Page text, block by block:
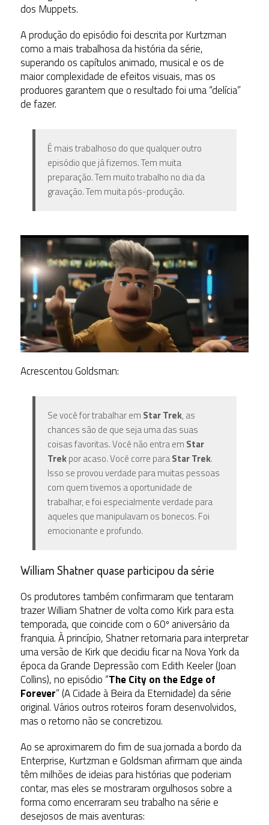
dos Muppets.
A produção do episódio foi descrita por Kurtzman
como a mais trabalhosa da história da série,
superando os capítulos animado, musical e os de
maior complexidade de efeitos visuais, mas os
produores garantem que o resultado foi uma “delícia”
de fazer.
É mais trabalhoso do que qualquer outro
episódio que já fizemos.Tem muita
preparação. Tem muito trabalho no dia da
gravação. Tem muita pós-produção.
Acrescentou Goldsman:
Se você for trabalhar em Star Trek, as
chances são de que seja uma das suas
coisas favoritas. Você não entra em Star
Trekpor acaso. Você corre paraStar Trek.
Isso se provou verdade para muitas pessoas
com quem tivemos a oportunidade de
trabalhar, e foi especialmente verdade para
aqueles que manipulavam os bonecos. Foi
emocionante e profundo.
William Shatner quase participou da série
Os produtores também confirmaram que tentaram
trazer William Shatner de volta como Kirk para esta
temporada, que coincide com o 60º aniversário da
franquia. À princípio, Shatner retornaria para interpretar
uma versão de Kirk que decidiu ficar na Nova York da
época da Grande Depressão com Edith Keeler (Joan
Collins), no episódio “The City on the Edge of
Forever” (A Cidade à Beira da Eternidade) da série
original.Vários outros roteiros foram desenvolvidos,
mas o retorno não se concretizou.
Ao se aproximarem do fim de sua jornada a bordo da
Enterprise, Kurtzman e Goldsman afirmam que ainda
têm milhões de ideias para histórias que poderiam
contar, mas eles se mostraram orgulhosos sobre a
forma como encerraram seu trabalho na série e
desejosos de mais aventuras: